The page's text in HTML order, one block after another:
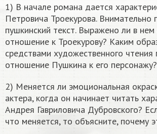
1) В начале романа дается
Петровича Троекурова. Внимательно
пушкинский текст. Выражено ли в нем
отношение к Троекурову? Каким
средствами художественного чтения
отношение Пушкина к его персонажу?
2) Меняется ли эмоциональная
актера, когда он начинает читать
Андрея Гавриловича Дубровского?
что меняется, то объясните, почему